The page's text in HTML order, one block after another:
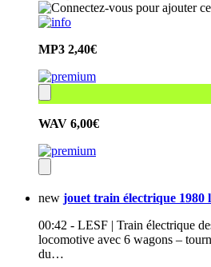
MP3 2,40€
WAV 6,00€
new jouet train électrique 1980
00:42 - LESF | Train électrique
locomotive avec 6 wagons –
du…